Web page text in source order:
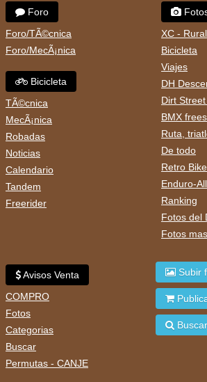
Foro
Foro/TÃ©cnica
Foro/MecÃ¡nica
Bicicleta
TÃ©cnica
MecÃ¡nica
Robadas
Noticias
Calendario
Tandem
Freerider
XC - Rural
Bicicleta
Viajes
DH
Dirt
BMX
Ruta,
De todo
Retro
Enduro-
Ranking
Fotos del
Fotos
Avisos Venta
COMPRO
Fotos
Categorias
Buscar
Permutas - CANJE
Subir
Buscar